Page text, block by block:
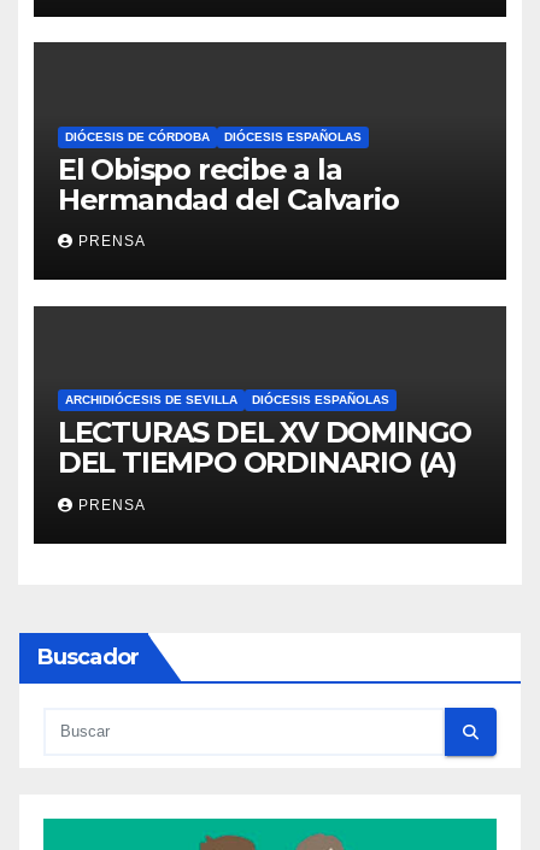
DIÓCESIS DE CÓRDOBA DIÓCESIS ESPAÑOLAS
El Obispo recibe a la
Hermandad del Calvario
PRENSA
ARCHIDIÓCESIS DE SEVILLA DIÓCESIS ESPAÑOLAS
LECTURAS DEL XV DOMINGO
DEL TIEMPO ORDINARIO (A)
PRENSA
Buscador